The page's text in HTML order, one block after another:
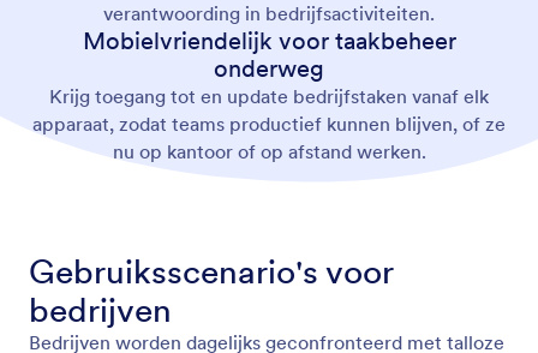
verantwoording in bedrijfsactiviteiten.
Mobielvriendelijk voor taakbeheer
onderweg
Krijg toegang tot en update bedrijfstaken vanaf elk
apparaat, zodat teams productief kunnen blijven, of ze
nu op kantoor of op afstand werken.
Gebruiksscenario's voor
bedrijven
Bedrijven worden dagelijks geconfronteerd met talloze